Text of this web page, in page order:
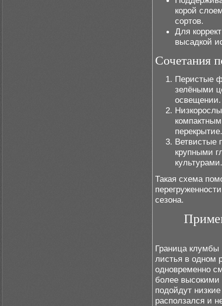
корой
сортов.
Для
высадкой
Сочетания
Перистые
зелёными
освещении.
перекрытие.
Ветвистые
крупными
культурами.
Такая схема
сезона.
Граница клумбы
листья в одном
одновременно
более
подойдут
расползался и